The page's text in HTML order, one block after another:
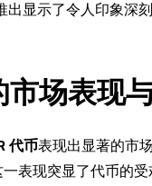
出显示了令人印象深
市场表现
代币表现出显著的市
表现突显了代币的